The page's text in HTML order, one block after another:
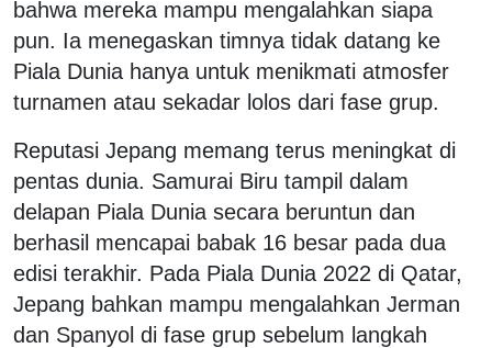
bahwa mereka mampu mengalahkan siapa
pun. Ia menegaskan timnya tidak datang ke
Piala Dunia hanya untuk menikmati atmosfer
turnamen atau sekadar lolos dari fase grup.
Reputasi Jepang memang terus meningkat di
pentas dunia. Samurai Biru tampil dalam
delapan Piala Dunia secara beruntun dan
berhasil mencapai babak 16 besar pada dua
edisi terakhir. Pada Piala Dunia 2022 di Qatar,
Jepang bahkan mampu mengalahkan Jerman
dan Spanyol di fase grup sebelum langkah